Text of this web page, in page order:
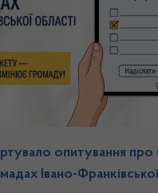
опитування про
Івано-